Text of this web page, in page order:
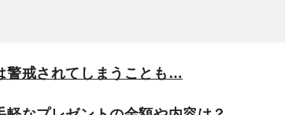
警戒されてしまうことも…